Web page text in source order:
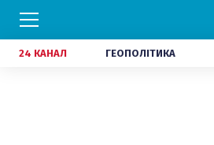
24 КАНАЛ ГЕОПОЛІТИКА